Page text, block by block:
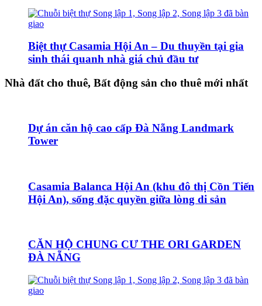
Biệt thự Casamia Hội An – Du thuyền tại gia
sinh thái quanh nhà giá chủ đầu tư
Nhà đất cho thuê, Bất động sản cho thuê mới nhất
Dự án căn hộ cao cấp Đà Nẵng Landmark
Tower
Casamia Balanca Hội An (khu đô thị Cồn Tiến
Hội An), sống đặc quyền giữa lòng di sản
CĂN HỘ CHUNG CƯ THE ORI GARDEN
ĐÀ NẴNG